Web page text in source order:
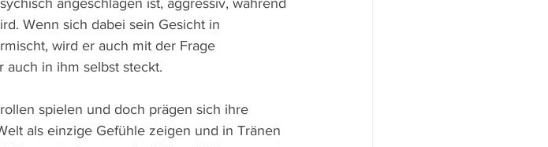
angeschlagen ist, aggressiv, während
Wenn sich dabei sein Gesicht in
wird er auch mit der Frage
in ihm selbst steckt.
spielen und doch prägen sich ihre
als einzige Gefühle zeigen und in Tränen